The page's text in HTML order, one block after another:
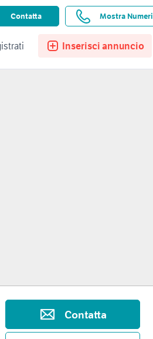
Assistenza Ricerche salvate Preferiti
Inserisci annuncio
Contatta Mostra Numeri
Contatta